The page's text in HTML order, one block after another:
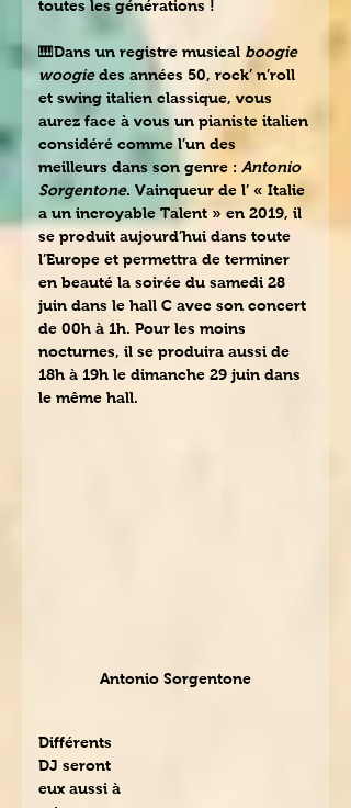
toutes les générations !
🎹Dans un registre musical boogie
woogie des années 50, rock’ n’roll
et swing italien classique, vous
aurez face à vous un pianiste italien
considéré comme l’un des
meilleurs dans son genre : Antonio
Sorgentone. Vainqueur de l’ « Italie
a un incroyable Talent » en 2019, il
se produit aujourd’hui dans toute
l’Europe et permettra de terminer
en beauté la soirée du samedi 28
juin dans le hall C avec son concert
de 00h à 1h. Pour les moins
nocturnes, il se produira aussi de
18h à 19h le dimanche 29 juin dans
le même hall.
Antonio Sorgentone
Différents
DJ seront
eux aussi à